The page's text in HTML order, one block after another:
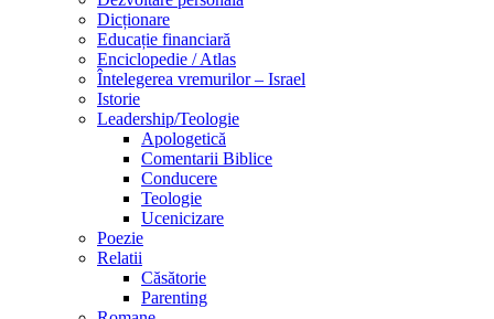
Dicționare
Educație financiară
Enciclopedie / Atlas
Întelegerea vremurilor – Israel
Istorie
Leadership/Teologie
Apologetică
Comentarii Biblice
Conducere
Teologie
Ucenicizare
Poezie
Relatii
Căsătorie
Parenting